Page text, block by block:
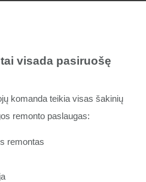
visada pasiruošę
komanda teikia visas šakinių
remonto paslaugas:
remontas